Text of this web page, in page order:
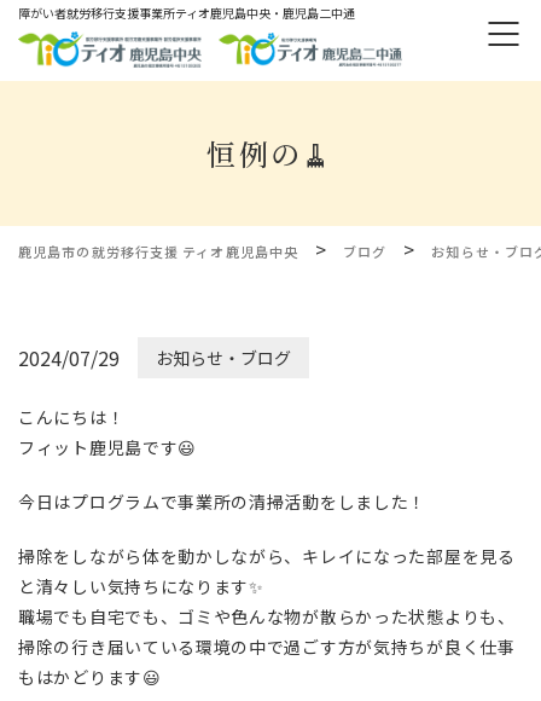
障がい者就労移⾏⽀援事業所ティオ⿅児島中央・鹿児島二中通
恒例の🧹
鹿児島市の就労移行支援 ティオ鹿児島中央 > ブログ > お知らせ・ブロ
2024/07/29 お知らせ・ブログ
こんにちは！
フィット鹿児島です😃
今日はプログラムで事業所の清掃活動をしました！
掃除をしながら体を動かしながら、キレイになった部屋を見る
と清々しい気持ちになります✨
職場でも自宅でも、ゴミや色んな物が散らかった状態よりも、
掃除の行き届いている環境の中で過ごす方が気持ちが良く仕事
もはかどります😃